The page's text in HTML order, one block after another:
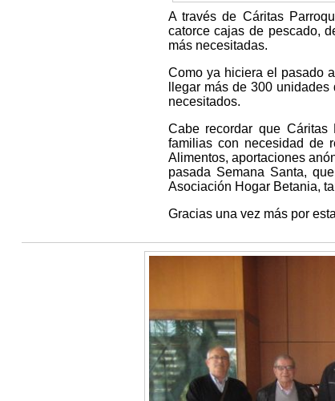
A través de Cáritas
catorce cajas de pescado,
más necesitadas.
Como ya hiciera el pasado
llegar más de 300
necesitados.
Cabe recordar que
familias con necesidad de
Alimentos, aportaciones
pasada Semana Santa,
Asociación Hogar Betania,
Gracias una vez más por